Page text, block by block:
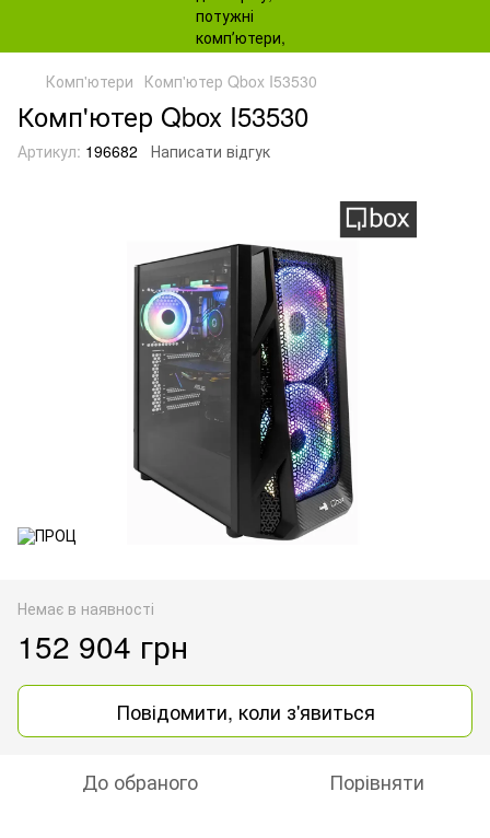
Комп'ютери Комп'ютер Qbox I53530
Комп'ютер Qbox I53530
Артикул: 196682 Написати відгук
Немає в наявності
152 904 грн
Повідомити, коли з'явиться
До обраного Порівняти